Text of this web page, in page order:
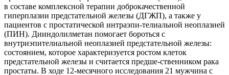
в составе комплексной терапии доброкачественной
гиперплазии предстательной железы (ДГЖП), а также у
пациентов с простатической интраэпи-телиальной неоплазией
(ПИН). Дииндолилметан помогает бороться с
внутриэпителиальной неоплазией предстательной железы:
состоянием, которое характеризуется ростом клеток
предстательной железы и считается предше-ственником рака
простаты. В ходе 12-месячного исследования 21 мужчина с